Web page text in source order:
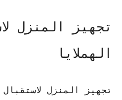
تجهيز المنزل
الهملايا
تجهيز المنزل لاستقبال